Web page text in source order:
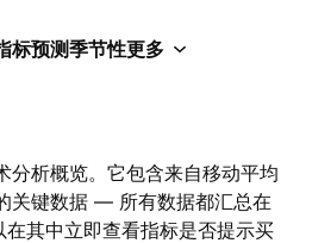
标预测季节性更多
分析概览。它包含来自移动平均
关键数据 — 所有数据都汇总在
在其中立即查看指标是否提示买